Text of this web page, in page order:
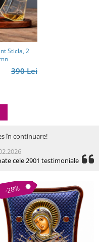
Sticla, 2
390 Lei
în continuare!
cele 2901 testimoniale
-28%